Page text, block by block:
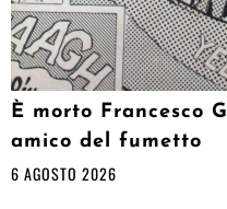
È morto Francesco
amico del fumetto
6 AGOSTO 2026